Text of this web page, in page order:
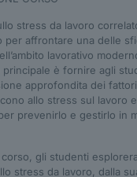
stress da lavoro
per affrontare una delle
lavorativo
principale è fornire agli
approfondita dei
allo stress sul lavoro
prevenirlo e gestirlo in
corso, gli studenti
stress da lavoro, dalla